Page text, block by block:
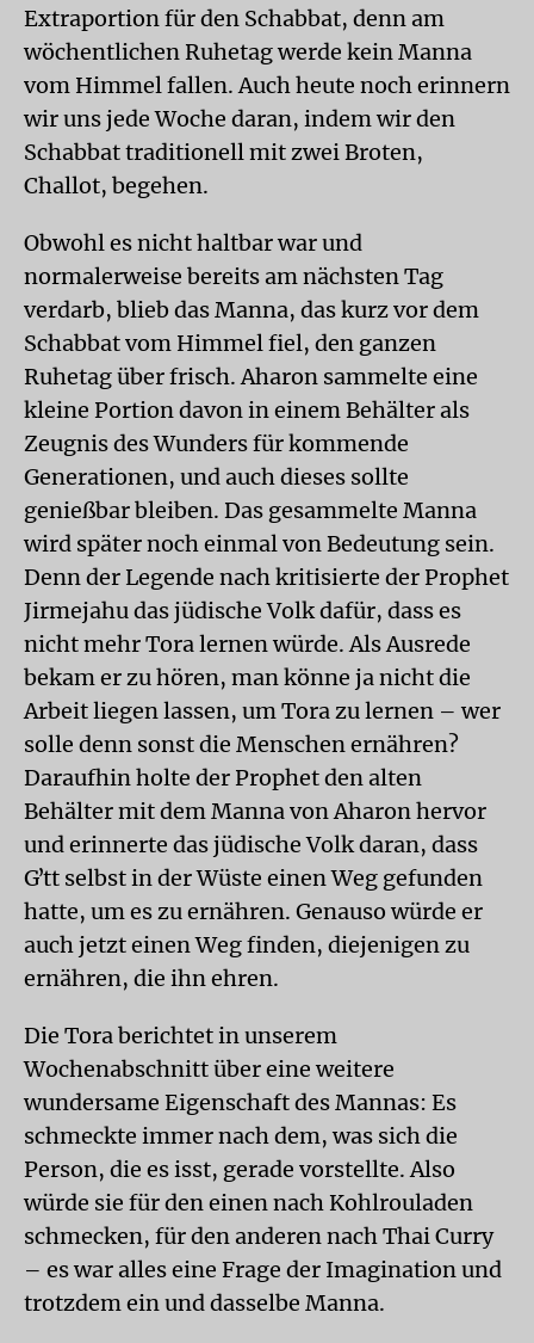
Extraportion für den Schabbat, denn am
wöchentlichen Ruhetag werde kein Manna
vom Himmel fallen. Auch heute noch erinnern
wir uns jede Woche daran, indem wir den
Schabbat traditionell mit zwei Broten,
Challot, begehen.
Obwohl es nicht haltbar war und
normalerweise bereits am nächsten Tag
verdarb, blieb das Manna, das kurz vor dem
Schabbat vom Himmel fiel, den ganzen
Ruhetag über frisch. Aharon sammelte eine
kleine Portion davon in einem Behälter als
Zeugnis des Wunders für kommende
Generationen, und auch dieses sollte
genießbar bleiben. Das gesammelte Manna
wird später noch einmal von Bedeutung sein.
Denn der Legende nach kritisierte der Prophet
Jirmejahu das jüdische Volk dafür, dass es
nicht mehr Tora lernen würde. Als Ausrede
bekam er zu hören, man könne ja nicht die
Arbeit liegen lassen, um Tora zu lernen – wer
solle denn sonst die Menschen ernähren?
Daraufhin holte der Prophet den alten
Behälter mit dem Manna von Aharon hervor
und erinnerte das jüdische Volk daran, dass
Gʼtt selbst in der Wüste einen Weg gefunden
hatte, um es zu ernähren. Genauso würde er
auch jetzt einen Weg finden, diejenigen zu
ernähren, die ihn ehren.
Die Tora berichtet in unserem
Wochenabschnitt über eine weitere
wundersame Eigenschaft des Mannas: Es
schmeckte immer nach dem, was sich die
Person, die es isst, gerade vorstellte. Also
würde sie für den einen nach Kohlrouladen
schmecken, für den anderen nach Thai Curry
– es war alles eine Frage der Imagination und
trotzdem ein und dasselbe Manna.